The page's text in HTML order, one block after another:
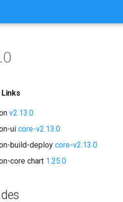
v2.13.0
ui core-v2.13.0
build-deploy core-v2.13.0
core chart 1.25.0